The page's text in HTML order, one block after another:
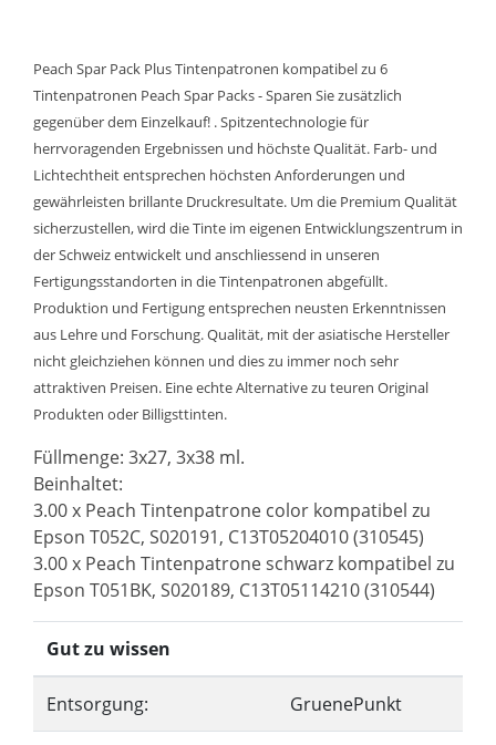
Peach Spar Pack Plus Tintenpatronen kompatibel zu 6
Tintenpatronen Peach Spar Packs - Sparen Sie zusätzlich
gegenüber dem Einzelkauf! . Spitzentechnologie für
herrvoragenden Ergebnissen und höchste Qualität. Farb- und
Lichtechtheit entsprechen höchsten Anforderungen und
gewährleisten brillante Druckresultate. Um die Premium Qualität
sicherzustellen, wird die Tinte im eigenen Entwicklungszentrum in
der Schweiz entwickelt und anschliessend in unseren
Fertigungsstandorten in die Tintenpatronen abgefüllt.
Produktion und Fertigung entsprechen neusten Erkenntnissen
aus Lehre und Forschung. Qualität, mit der asiatische Hersteller
nicht gleichziehen können und dies zu immer noch sehr
attraktiven Preisen. Eine echte Alternative zu teuren Original
Produkten oder Billigsttinten.
Füllmenge: 3x27, 3x38 ml.
Beinhaltet:
3.00 x Peach Tintenpatrone color kompatibel zu
Epson T052C, S020191, C13T05204010 (310545)
3.00 x Peach Tintenpatrone schwarz kompatibel zu
Epson T051BK, S020189, C13T05114210 (310544)
Gut zu wissen
Entsorgung: GruenePunkt